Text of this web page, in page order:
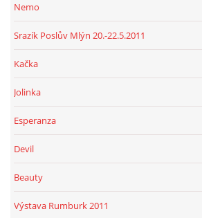
Nemo
Srazík Poslův Mlýn 20.-22.5.2011
Kačka
Jolinka
Esperanza
Devil
Beauty
Výstava Rumburk 2011